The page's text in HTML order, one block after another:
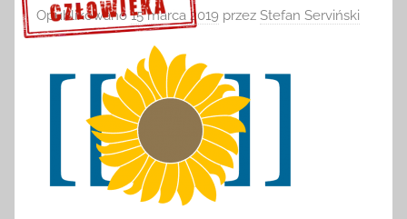
Sprawdź szczegóły >>>
Opublikowano15 marca 2019 przez Stefan Serviński